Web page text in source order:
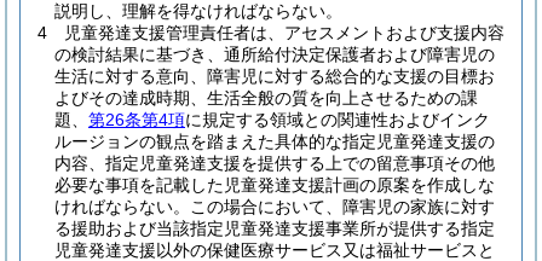
説明し、理解を得なければならない。
4
児童発達支援管理責任者は、アセスメントおよび支援内容
の検討結果に基づき、通所給付決定保護者および障害児の
生活に対する意向、障害児に対する総合的な支援の目標お
よびその達成時期、生活全般の質を向上させるための課
題、 第26条第4項に規定する領域との関連性およびインク
ルージョンの観点を踏まえた具体的な指定児童発達支援の
内容、指定児童発達支援を提供する上での留意事項その他
必要な事項を記載した児童発達支援計画の原案を作成しな
ければならない。
この場合において、障害児の家族に対す
る援助および当該指定児童発達支援事業所が提供する指定
児童発達支援以外の保健医療サービス又は福祉サービスと